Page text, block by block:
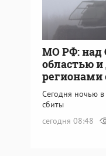
МО РФ: над
областью
регионами
Сегодня ночью
сбиты
сегодня 08:48